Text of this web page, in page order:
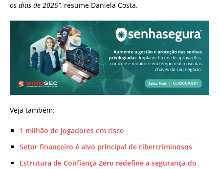
os dias de 2025”, resume Daniela Costa.
Veja também:
1 milhão de jogadores em risco
Setor financeiro é alvo principal de cibercriminosos
Estrutura de Confiança Zero redefine a segurança do